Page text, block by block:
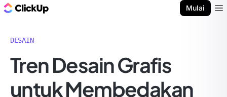
Mulai
DESAIN
Tren Desain Grafis
untuk Membedakan